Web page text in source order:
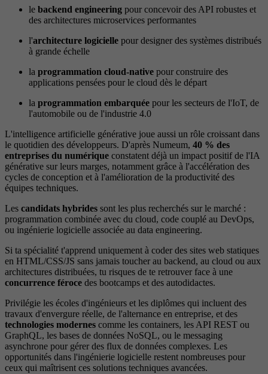
le backend engineering pour concevoir des API robustes et
des architectures microservices performantes
l'architecture logicielle pour designer des systèmes distribués
à grande échelle
la programmation cloud-native pour construire des
applications pensées pour le cloud dès le départ
la programmation embarquée pour les secteurs de l'IoT, de
l'automobile ou de l'industrie 4.0
L'intelligence artificielle générative joue aussi un rôle croissant dans
le quotidien des développeurs. D'après Numeum, 40 % des
entreprises du numérique constatent déjà un impact positif de l'IA
générative sur leurs marges, notamment grâce à l'accélération des
cycles de conception et à l'amélioration de la productivité des
équipes techniques.
Les candidats hybrides sont les plus recherchés sur le marché :
programmation combinée avec du cloud, code couplé au DevOps,
ou ingénierie logicielle associée au data engineering.
Si ta spécialité t'apprend uniquement à coder des sites web statiques
en HTML/CSS/JS sans jamais toucher au backend, au cloud ou aux
architectures distribuées, tu risques de te retrouver face à une
concurrence féroce des bootcamps et des autodidactes.
Privilégie les écoles d'ingénieurs et les diplômes qui incluent des
travaux d'envergure réelle, de l'alternance en entreprise, et des
technologies modernes comme les containers, les API REST ou
GraphQL, les bases de données NoSQL, ou le messaging
asynchrone pour gérer des flux de données complexes. Les
opportunités dans l'ingénierie logicielle restent nombreuses pour
ceux qui maîtrisent ces solutions techniques avancées.